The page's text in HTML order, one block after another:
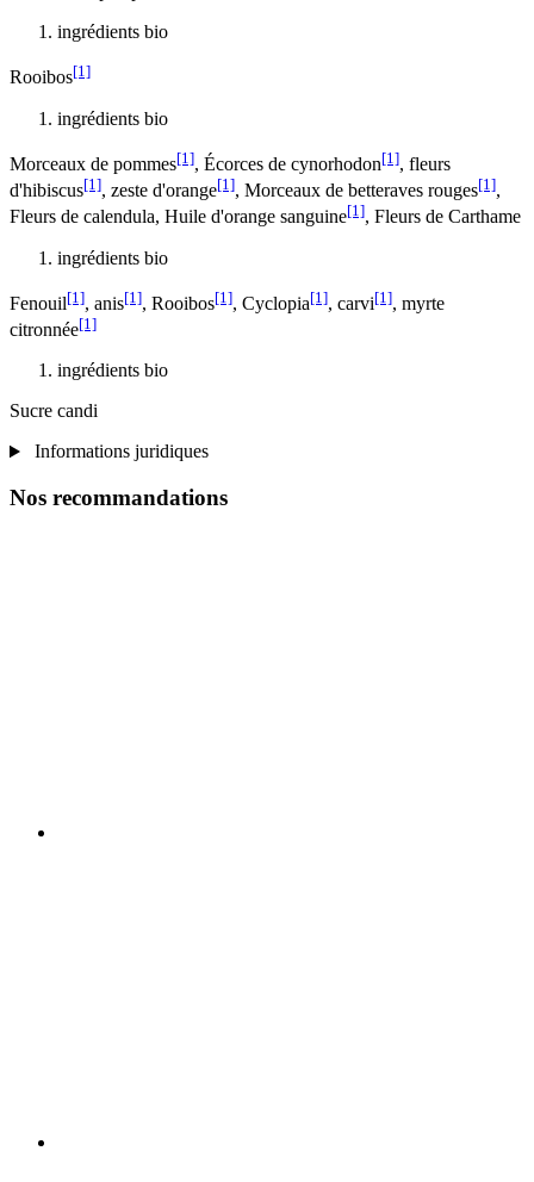
ingrédients bio
Rooibos[1]
ingrédients bio
Morceaux de pommes[1], Écorces de cynorhodon[1], fleurs
d'hibiscus[1], zeste d'orange[1], Morceaux de betteraves rouges[1],
Fleurs de calendula, Huile d'orange sanguine[1], Fleurs de Carthame
ingrédients bio
Fenouil[1], anis[1], Rooibos[1], Cyclopia[1], carvi[1], myrte
citronnée[1]
ingrédients bio
Sucre candi
Informations juridiques
Nos recommandations